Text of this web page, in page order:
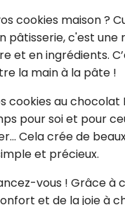
cookies maison ?
pâtisserie, c'est
et en ingrédients.
la main à la pâte !
cookies au
pour soi et pour
Cela crée de
et précieux.
vous ! Grâce
et de la joie à